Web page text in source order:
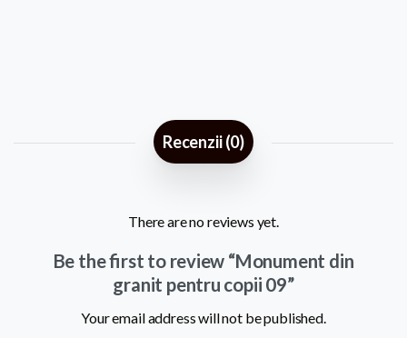
Recenzii (0)
There are no reviews yet.
Be the first to review “Monument din
granit pentru copii 09”
Your email address will not be published.